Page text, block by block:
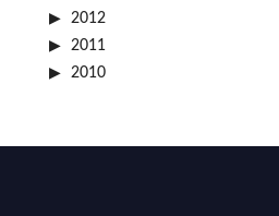
2012
2011
2010